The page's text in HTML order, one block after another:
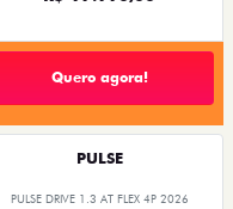
Quero agora!
PULSE
PULSE DRIVE 1.3 AT FLEX 4P 2026